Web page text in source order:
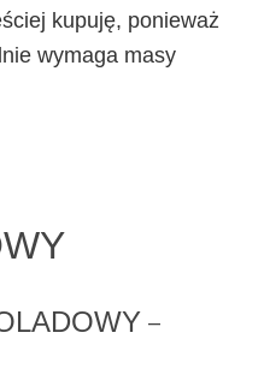
kupuję, ponieważ
wymaga masy
–